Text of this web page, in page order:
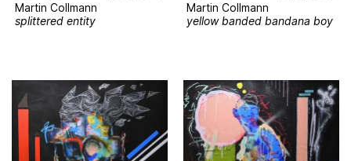
Martin Collmann
splittered entity
Martin Collmann
yellow banded bandana boy